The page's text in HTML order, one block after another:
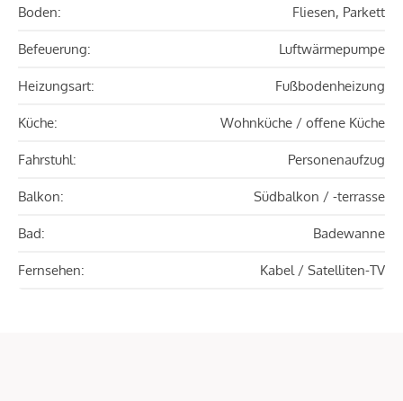
Boden: Fliesen, Parkett
Befeuerung: Luftwärmepumpe
Heizungsart: Fußbodenheizung
Küche: Wohnküche / offene Küche
Fahrstuhl: Personenaufzug
Balkon: Südbalkon / -terrasse
Bad: Badewanne
Fernsehen: Kabel / Satelliten-TV